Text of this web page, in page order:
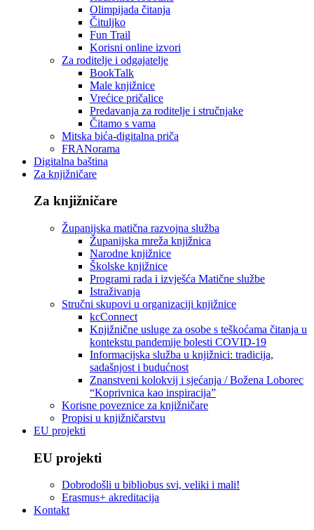
Olimpijada čitanja
Čituljko
Fun Trail
Korisni online izvori
Za roditelje i odgajatelje
BookTalk
Male knjižnice
Vrećice pričalice
Predavanja za roditelje i stručnjake
Čitamo s vama
Mitska bića-digitalna priča
FRANorama
Digitalna baština
Za knjižničare
Za knjižničare
Županijska matična razvojna služba
Županijska mreža knjižnica
Narodne knjižnice
Školske knjižnice
Programi rada i izvješća Matične službe
Istraživanja
Stručni skupovi u organizaciji knjižnice
kcConnect
Knjižnične usluge za osobe s teškoćama čitanja u
kontekstu pandemije bolesti COVID-19
Informacijska služba u knjižnici: tradicija,
sadašnjost i budućnost
Znanstveni kolokvij i sjećanja / Božena Loborec
“Koprivnica kao inspiracija”
Korisne poveznice za knjižničare
Propisi u knjižničarstvu
EU projekti
EU projekti
Dobrodošli u bibliobus svi, veliki i mali!
Erasmus+ akreditacija
Kontakt